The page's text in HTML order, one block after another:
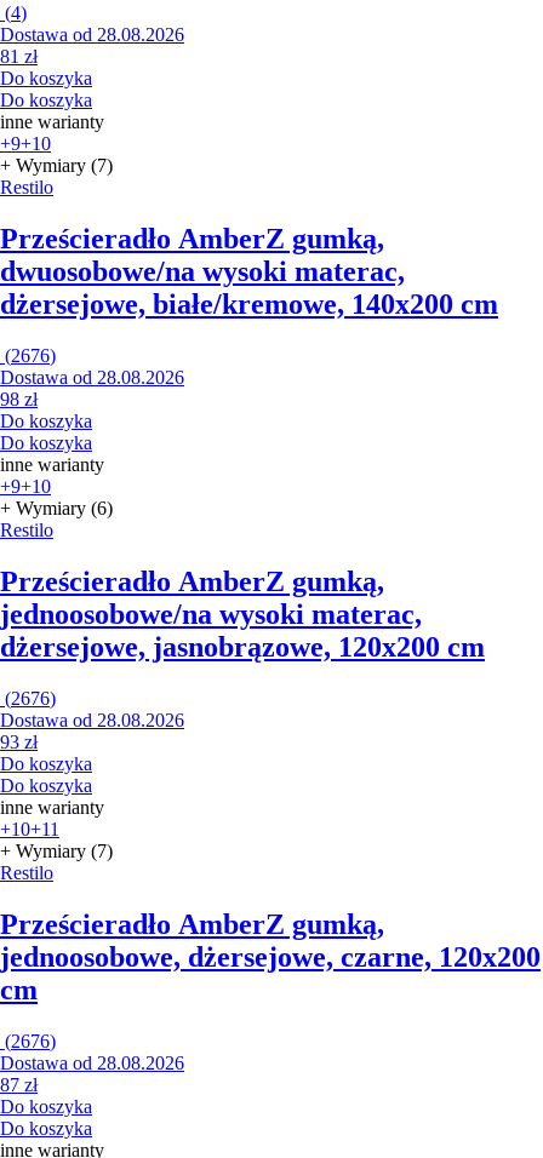
(4)
Dostawa od 28.08.2026
81 zł
Do koszyka
Do koszyka
inne warianty
+9+10
+ Wymiary (7)
Restilo
Prześcieradło AmberZ gumką,
dwuosobowe/na wysoki materac,
dżersejowe, białe/kremowe, 140x200 cm
(2676)
Dostawa od 28.08.2026
98 zł
Do koszyka
Do koszyka
inne warianty
+9+10
+ Wymiary (6)
Restilo
Prześcieradło AmberZ gumką,
jednoosobowe/na wysoki materac,
dżersejowe, jasnobrązowe, 120x200 cm
(2676)
Dostawa od 28.08.2026
93 zł
Do koszyka
Do koszyka
inne warianty
+10+11
+ Wymiary (7)
Restilo
Prześcieradło AmberZ gumką,
jednoosobowe, dżersejowe, czarne, 120x200
cm
(2676)
Dostawa od 28.08.2026
87 zł
Do koszyka
Do koszyka
inne warianty